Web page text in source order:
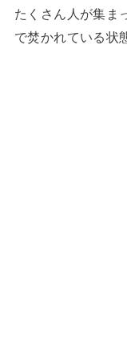
たくさん人が集ま
で焚かれている状